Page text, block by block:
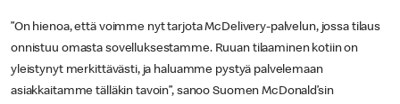
”On hienoa, että voimme nyt tarjota McDelivery-palvelun, jossa tilaus
onnistuu omasta sovelluksestamme. Ruuan tilaaminen kotiin on
yleistynyt merkittävästi, ja haluamme pystyä palvelemaan
asiakkaitamme tälläkin tavoin”, sanoo Suomen McDonald’sin